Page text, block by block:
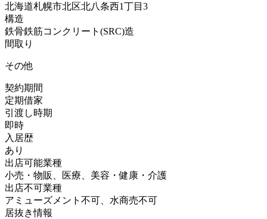
北海道札幌市北区北八条西1丁目3
構造
鉄骨鉄筋コンクリート(SRC)造
間取り
その他
契約期間
定期借家
引渡し時期
即時
入居歴
あり
出店可能業種
小売・物販、医療、美容・健康・介護
出店不可業種
アミューズメント不可、水商売不可
居抜き情報